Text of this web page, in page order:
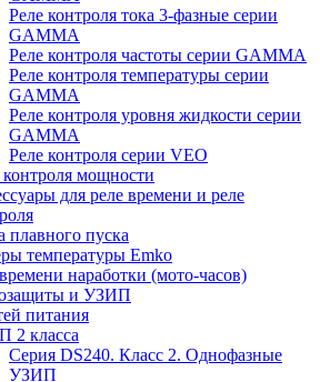
Реле контроля тока 3-фазные серии
GAMMA
Реле контроля частоты серии GAMMA
Реле контроля температуры серии
GAMMA
Реле контроля уровня жидкости серии
GAMMA
Реле контроля серии VEO
контроля мощности
для реле времени и реле
плавного пуска
температуры Emko
наработки (мото-часов)
и УЗИП
питания
2 класса
Серия DS240. Класс 2. Однофазные
УЗИП